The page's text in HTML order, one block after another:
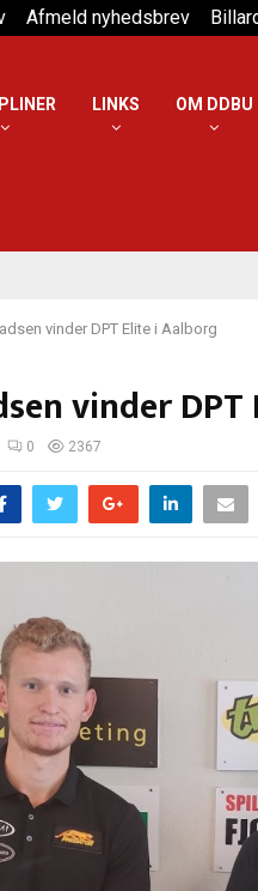
Afmeld nyhedsbrev
LINKS OM DDBU
vinder DPT Elite i Aalborg
vinder
0 2367